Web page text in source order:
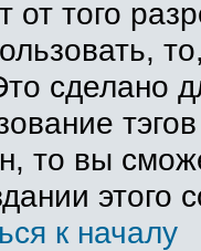
от того
сделано
то вы
этого
к началу